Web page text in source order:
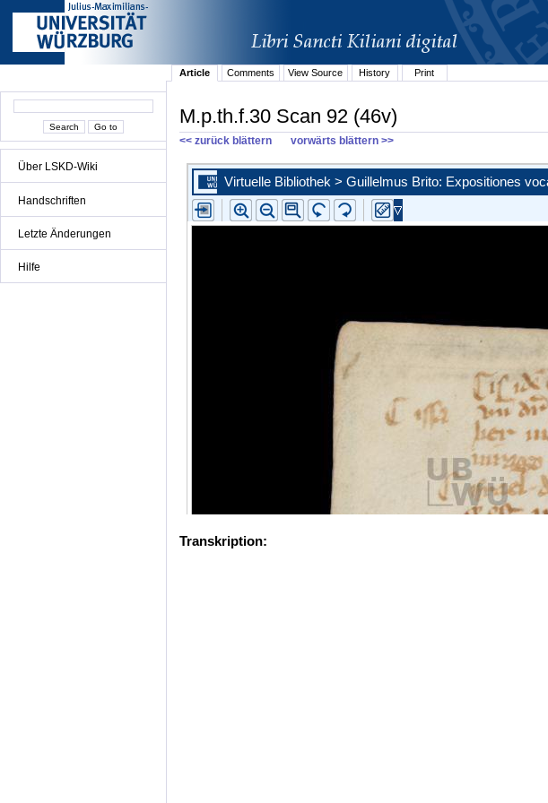
Über LSKD-Wiki
Handschriften
Letzte Änderungen
Hilfe
Article
Comments View Source History Print
M.p.th.f.30 Scan 92 (46v)
<< zurück blättern vorwärts blättern >>
Transkription: